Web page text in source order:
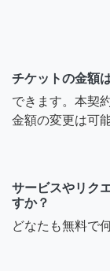
チケットの金額
できます。本契
金額の変更は可
サービスやリク
すか？
どなたも無料で